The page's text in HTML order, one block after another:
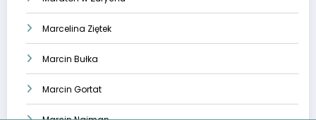
Marcelina Ziętek
Marcin Bułka
Marcin Gortat